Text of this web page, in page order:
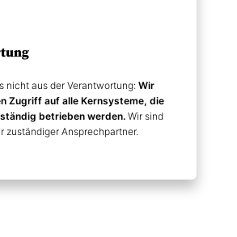
nicht aus der Verantwortung: Wir
Zugriff auf alle Kernsysteme, die
betrieben werden. Wir sind
zuständiger Ansprechpartner.